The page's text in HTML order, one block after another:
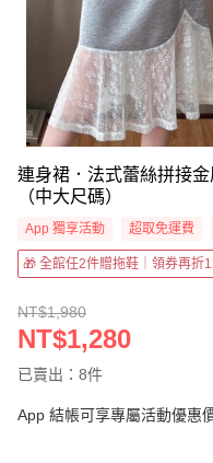
連身裙．法式蕾絲拼接
（中大尺碼）
App 獨享活動 超取免運費
🎁 全館任2件贈拖鞋｜領券再折
NT$1,980
NT$1,280
已賣出：8件
App 結帳可享專屬活動優惠